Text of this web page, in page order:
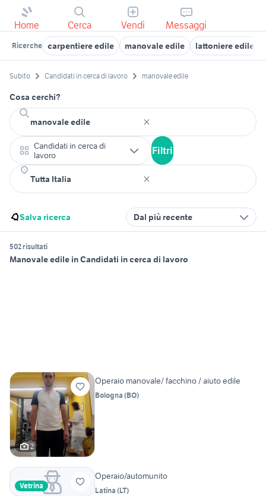
Home Cerca Vendi Messaggi
Ricerche carpentiere edile manovale edile lattoniere edile
Subito Candidati in cerca di lavoro manovale edile
Cosa cerchi?
Candidati in cerca di
lavoro
Filtri
Salva ricerca Dal più recente
502 risultati
Manovale edile in Candidati in cerca di lavoro
2
Operaio manovale/ facchino / aiuto edile
Bologna (BO)
Vetrina
Operaio/automunito
Latina (LT)